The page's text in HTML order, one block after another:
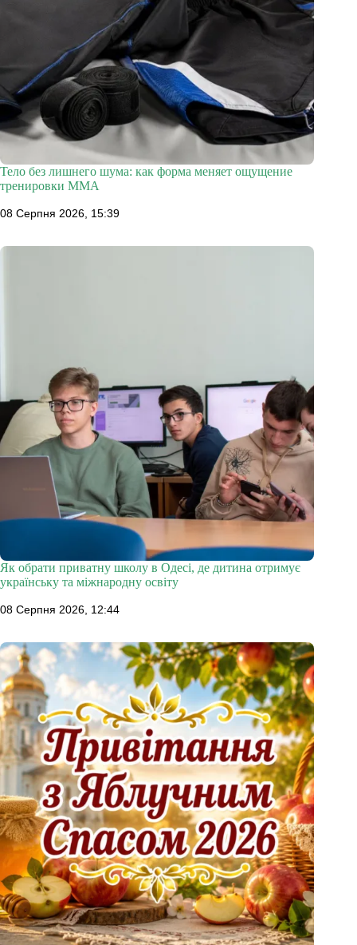
Тело без лишнего шума: как форма меняет ощущение
тренировки ММА
08 Серпня 2026, 15:39
Як обрати приватну школу в Одесі, де дитина отримує
українську та міжнародну освіту
08 Серпня 2026, 12:44